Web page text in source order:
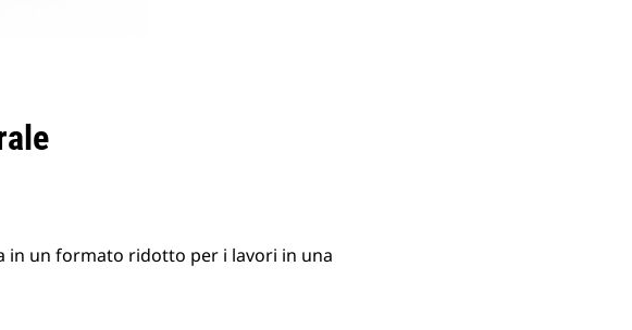
in un formato ridotto per i lavori in una